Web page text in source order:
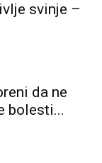
svinje –
da ne
bolesti...